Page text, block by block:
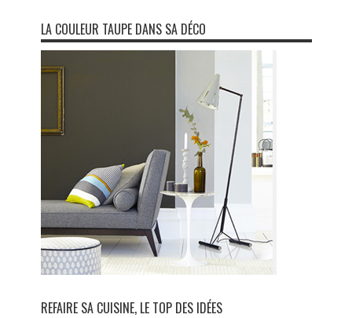
LA COULEUR TAUPE DANS SA DÉCO
REFAIRE SA CUISINE, LE TOP DES IDÉES